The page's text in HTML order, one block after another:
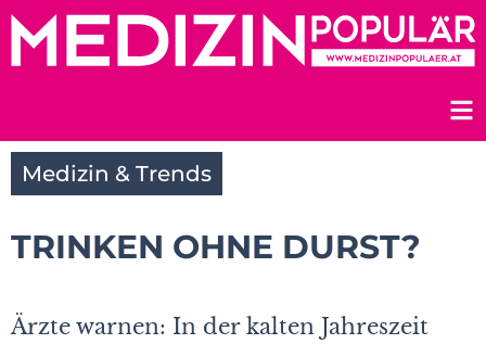
Zum
Inhalt
Medizin & Trends
TRINKEN OHNE DURST?
Ärzte warnen: In der kalten Jahreszeit